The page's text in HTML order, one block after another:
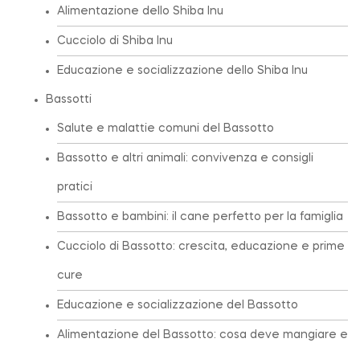
Alimentazione dello Shiba Inu
Cucciolo di Shiba Inu
Educazione e socializzazione dello Shiba Inu
Bassotti
Salute e malattie comuni del Bassotto
Bassotto e altri animali: convivenza e consigli
pratici
Bassotto e bambini: il cane perfetto per la famiglia
Cucciolo di Bassotto: crescita, educazione e prime
cure
Educazione e socializzazione del Bassotto
Alimentazione del Bassotto: cosa deve mangiare e